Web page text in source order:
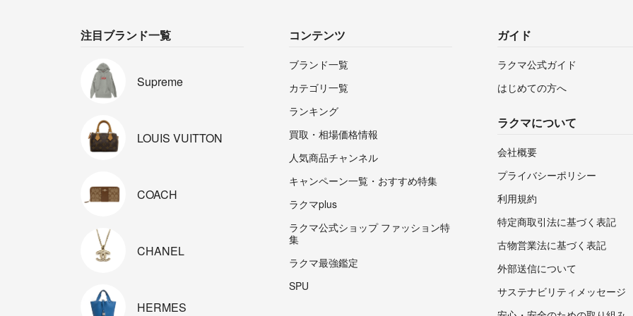
注目ブランド一覧
Supreme
LOUIS VUITTON
COACH
CHANEL
HERMES
コンテンツ
ブランド一覧
カテゴリ一覧
ランキング
買取・相場価格情報
人気商品チャンネル
キャンペーン一覧・おすすめ特集
ラクマplus
ラクマ公式ショップ ファッション特
集
ラクマ最強鑑定
SPU
ガイド
ラクマ公式ガイド
はじめての方へ
ラクマについて
会社概要
プライバシーポリシー
利用規約
特定商取引法に基づく表記
古物営業法に基づく表記
外部送信について
サステナビリティメッセージ